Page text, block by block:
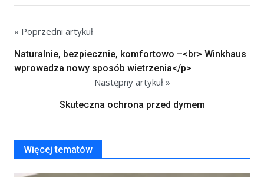
« Poprzedni artykuł
Naturalnie, bezpiecznie, komfortowo –<br> Winkhaus
wprowadza nowy sposób wietrzenia</p>
Następny artykuł »
Skuteczna ochrona przed dymem
Więcej tematów